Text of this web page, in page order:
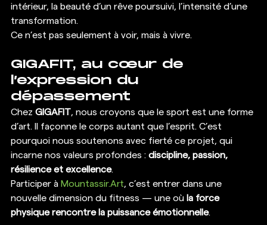
intérieur, la beauté d’un rêve poursuivi, l’intensité d’une
transformation.
Ce n’est pas seulement à voir, mais à vivre.
GIGAFIT, au cœur de
l’expression du
dépassement
Chez GIGAFIT, nous croyons que le sport est une forme
d’art. Il façonne le corps autant que l’esprit. C’est
pourquoi nous soutenons avec fierté ce projet, qui
incarne nos valeurs profondes : discipline, passion,
résilience et excellence.
Participer à Mountassir.Art, c’est entrer dans une
nouvelle dimension du fitness — une où la force
physique rencontre la puissance émotionnelle.